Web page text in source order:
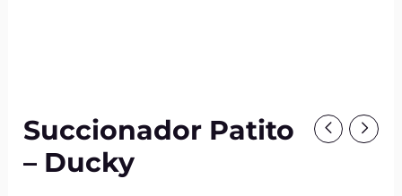
Succionador Patito
– Ducky